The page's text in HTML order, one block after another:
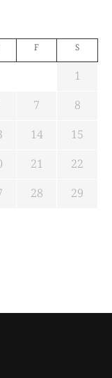
F S
1
7
8
14
15
21
22
28
29